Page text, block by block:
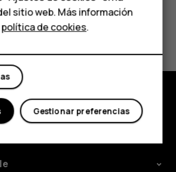
útil?
sitio web. Más información
política de cookies.
Gestionar preferencias